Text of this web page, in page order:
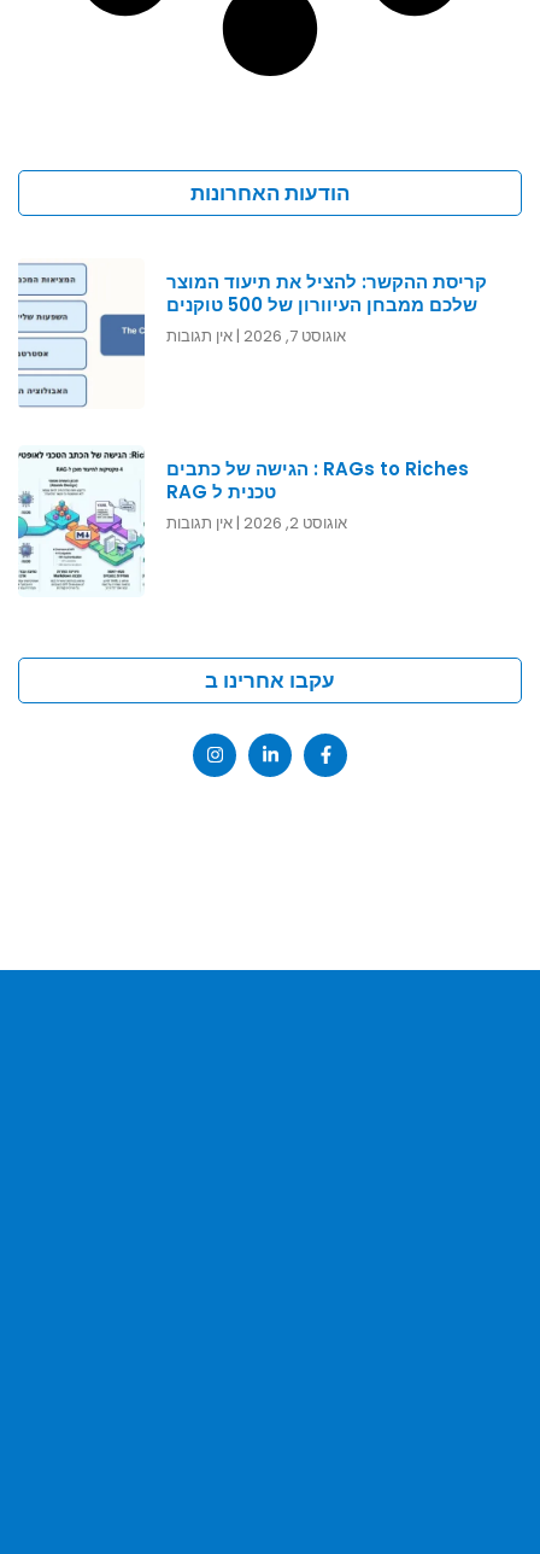
הודעות האחרונות
קריסת ההקשר: להציל את תיעוד המוצר
שלכם ממבחן העיוורון של 500 טוקנים
אוגוסט 7, 2026 אין תגובות
RAGs to Riches : הגישה של כתבים
טכנית ל RAG
אוגוסט 2, 2026 אין תגובות
עקבו אחרינו ב